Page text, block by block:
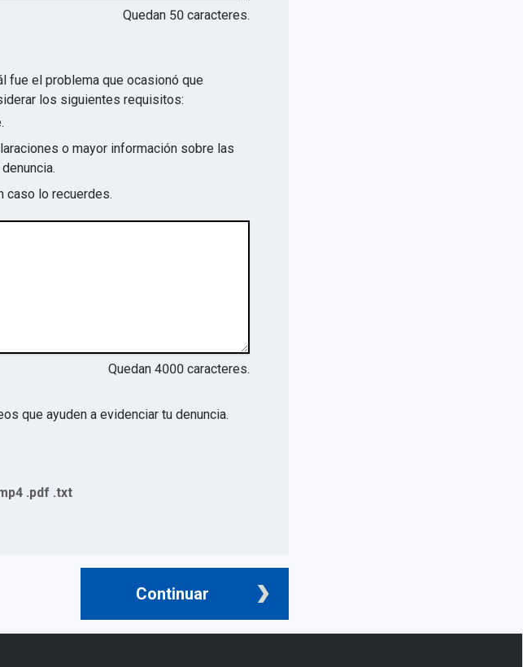
Quedan 50 caracteres.
fue el problema que ocasionó que
los siguientes requisitos:
o mayor información sobre las
al motivo de esta denuncia.
caso lo recuerdes.
Quedan 4000 caracteres.
que ayuden a evidenciar tu denuncia.
.pdf .txt
Continuar